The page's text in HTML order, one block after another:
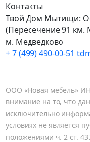
Контакты
Твой Дом Мытищи:
(Пересечение 91 км.
м. Медведково
+ 7 (499) 490-00-51
ООО «Новая мебель»
внимание на то, что
исключительно
условиях не является
положениями ч. 2 ст.